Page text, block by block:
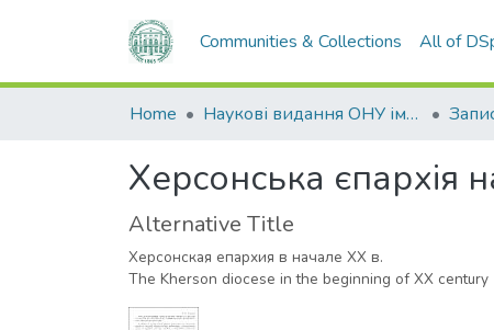
Communities & Collections All of
Home Наукові видання ОНУ імені І. І. Мечникова
Херсонська єпархія
Alternative Title
Херсонская епархия в начале XX в.
The Kherson diocese in the beginning of XX century